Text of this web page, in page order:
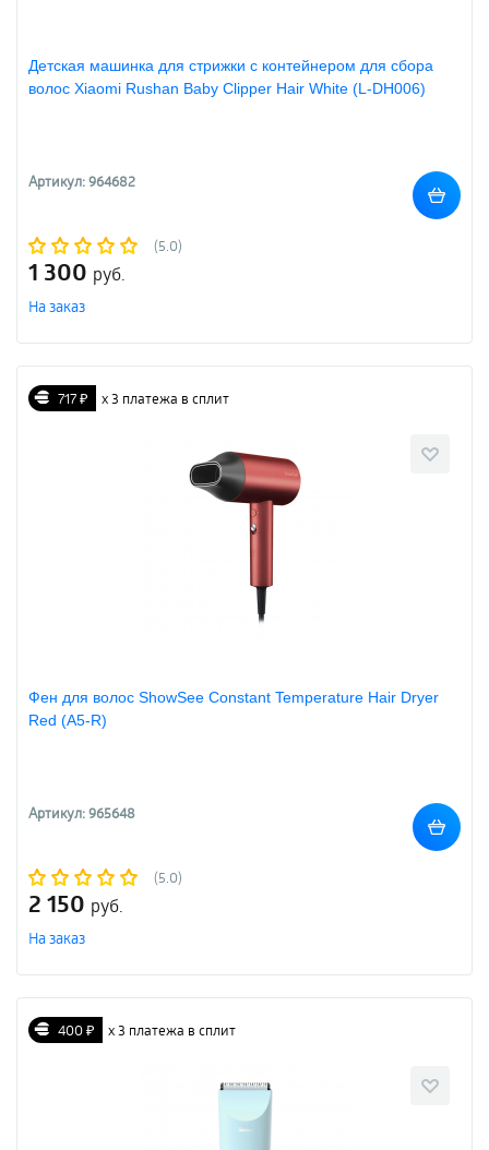
Детская машинка для стрижки с контейнером для сбора
волос Xiaomi Rushan Baby Clipper Hair White (L-DH006)
Артикул: 964682
(5.0)
1 300 руб.
На заказ
717 ₽ х 3 платежа в сплит
Фен для волос ShowSee Constant Temperature Hair Dryer
Red (A5-R)
Артикул: 965648
(5.0)
2 150 руб.
На заказ
400 ₽ х 3 платежа в сплит